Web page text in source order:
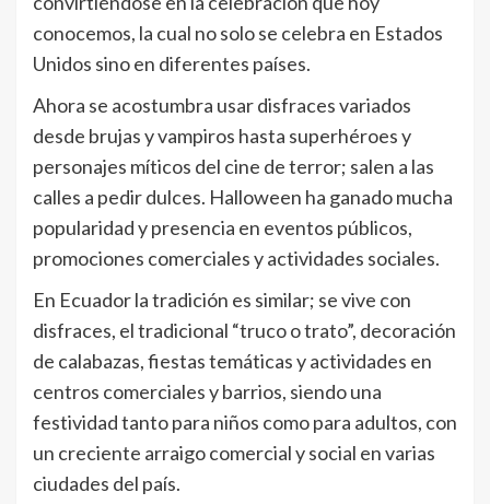
conocemos, la cual no solo se celebra en Estados
Unidos sino en diferentes países.
Ahora se acostumbra usar disfraces variados
desde brujas y vampiros hasta superhéroes y
personajes míticos del cine de terror; salen a las
calles a pedir dulces. Halloween ha ganado mucha
popularidad y presencia en eventos públicos,
promociones comerciales y actividades sociales.
En Ecuador la tradición es similar; se vive con
disfraces, el tradicional “truco o trato”, decoración
de calabazas, fiestas temáticas y actividades en
centros comerciales y barrios, siendo una
festividad tanto para niños como para adultos, con
un creciente arraigo comercial y social en varias
ciudades del país.